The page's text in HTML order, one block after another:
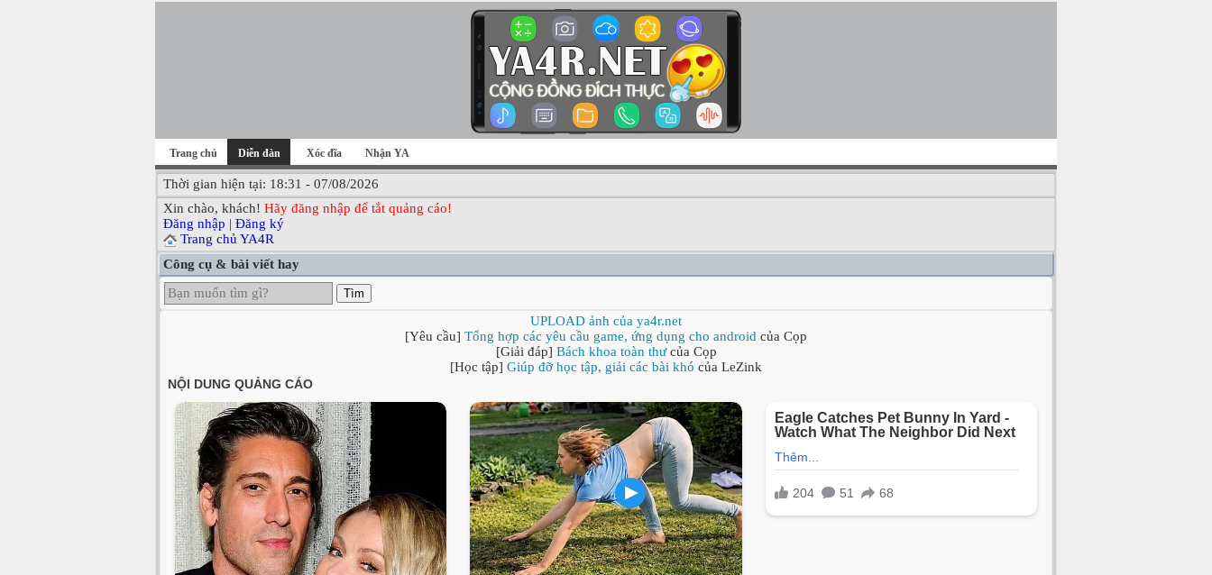
Trang chủ Diễn đàn Xóc đĩa Nhận YA
Thời gian hiện tại: 18:31 - 07/08/2026
Xin chào, khách! Hãy đăng nhập để tắt quảng cáo!
Đăng nhập | Đăng ký
Trang chủ YA4R
Công cụ & bài viết hay
Tìm
UPLOAD ảnh của ya4r.net
[Yêu cầu] Tổng hợp các yêu cầu game, ứng dụng cho android của Cọp
[Giải đáp] Bách khoa toàn thưcủa Cọp
[Học tập] Giúp đỡ học tập, giải các bài khó của LeZink